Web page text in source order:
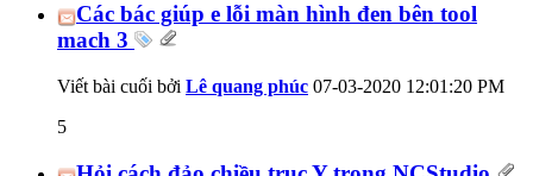
Các bác giúp e lỗi màn hình đen bên tool
mach 3
Viết bài cuối bởi Lê quang phúc 07-03-2020 12:01:20 PM
5